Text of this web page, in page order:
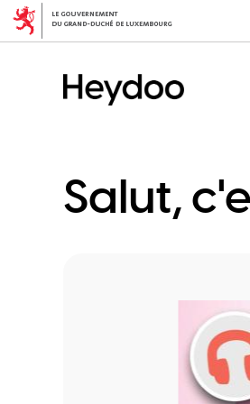
Salut,